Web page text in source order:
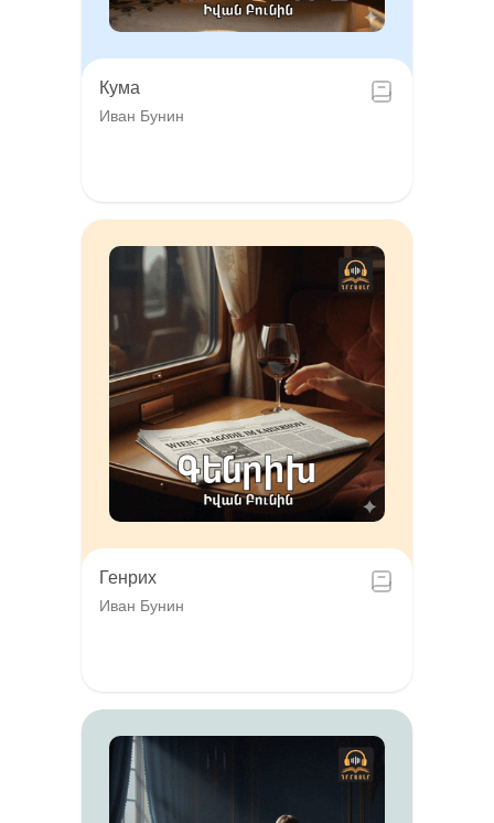
Кума
Иван Бунин
Генрих
Иван Бунин